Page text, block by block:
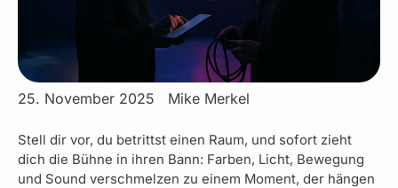
25. November 2025 Mike Merkel
Stell dir vor, du betrittst einen Raum, und sofort zieht
dich die Bühne in ihren Bann: Farben, Licht, Bewegung
und Sound verschmelzen zu einem Moment, der hängen